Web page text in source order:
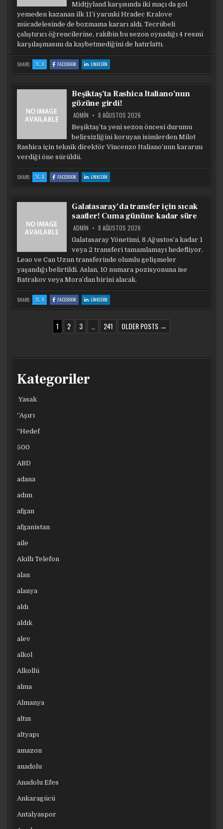
Midtjyland karşısında iki maçı da gol
yemeden kazanan ilk 11’i yarınki Hradec Kralove
mücadelesinde de bozmama kararı aldı. Tecrübeli
çalıştırıcı öğrencilerine, rakibin bu sezon oynadığı 4 resmi
karşılaşmasını da kaybetmediğini de hatırlattı.
SHARE: X:
BEŞIKTAŞ’TA
VINCENZO
AVRUPA
LIGI
KARARI!
FACEBOOK:
BEŞIKTAŞ’TA
VINCENZO
AVRUPA
ÖNCESI
ILK
11
LINKEDIN
BEŞIKTAŞ’TA
VINCENZO
AVRUPA
ÖNCESI
ILK
11
Beşiktaş’ta Rashica Italiano’nun
gözüne girdi!
ADMIN 8 AĞUSTOS 2026
Beşiktaş’ta yeni sezon öncesi durumu
belirsizliğini koruyan isimlerden Milot
Rashica için teknik direktör Vincenzo Italiano’nun kararını
verdiği öne sürüldü.
SHARE: X:
BEŞIKTAŞ’TA
RASHICA
GÖZÜNE
GIRDI!
FACEBOOK:
BEŞIKTAŞ’TA
RASHICA
GÖZÜNE
LINKEDIN
BEŞIKTAŞ’TA
RASHICA
GÖZÜNE
Galatasaray’da transfer için sıcak
saatler! Cuma gününe kadar süre
ADMIN 8 AĞUSTOS 2026
Galatasaray Yönetimi, 8 Ağustos’a kadar 1
veya 2 transferi tamamlamayı hedefliyor.
Leao ve Can Uzun transferinde olumlu gelişmeler
yaşandığı belirtildi. Aslan, 10 numara pozisyonuna ise
Batrakov veya Mora’dan birini alacak.
SHARE: X:
GALATASARAY’DA
TRANSFER
SICAK
SAATLER!
GÜNÜNE
FACEBOOK:
GALATASARAY’DA
TRANSFER
SICAK
SAATLER!
CUMA
GÜNÜNE
LINKEDIN
GALATASARAY’DA
TRANSFER
SICAK
SAATLER!
CUMA
GÜNÜNE
1 2 3 241 OLDER POSTS →
Kategoriler
Yasak
“Aşırı
“Hedef
500
ABD
adana
adım
afgan
afganistan
aile
Akıllı Telefon
alan
alanya
aldı
aldık
alev
alkol
Alkollü
alma
Almanya
altın
altyapı
amazon
anadolu
Anadolu Efes
Ankaragücü
Antalyaspor